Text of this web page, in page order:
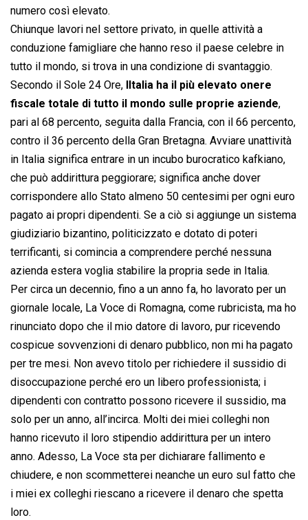
numero così elevato.
Chiunque lavori nel settore privato, in quelle attività a
conduzione famigliare che hanno reso il paese celebre in
tutto il mondo, si trova in una condizione di svantaggio.
Secondo il Sole 24 Ore,
lItalia ha il più elevato onere
fiscale totale di tutto il mondo sulle proprie aziende,
pari al 68 percento, seguita dalla Francia, con il 66 percento,
contro il 36 percento della Gran Bretagna. Avviare unattività
in Italia significa entrare in un incubo burocratico kafkiano,
che può addirittura peggiorare; significa anche dover
corrispondere allo Stato almeno 50 centesimi per ogni euro
pagato ai propri dipendenti. Se a ciò si aggiunge un sistema
giudiziario bizantino, politicizzato e dotato di poteri
terrificanti, si comincia a comprendere perché nessuna
azienda estera voglia stabilire la propria sede in Italia.
Per circa un decennio, fino a un anno fa, ho lavorato per un
giornale locale, La Voce di Romagna, come rubricista, ma ho
rinunciato dopo che il mio datore di lavoro, pur ricevendo
cospicue sovvenzioni di denaro pubblico, non mi ha pagato
per tre mesi. Non avevo titolo per richiedere il sussidio di
disoccupazione perché ero un libero professionista; i
dipendenti con contratto possono ricevere il sussidio, ma
solo per un anno, all’incirca. Molti dei miei colleghi non
hanno ricevuto il loro stipendio addirittura per un intero
anno. Adesso, La Voce sta per dichiarare fallimento e
chiudere, e non scommetterei neanche un euro sul fatto che
i miei ex colleghi riescano a ricevere il denaro che spetta
loro.